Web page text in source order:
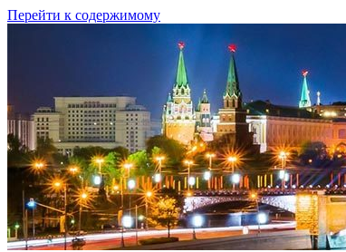
Перейти к содержимому